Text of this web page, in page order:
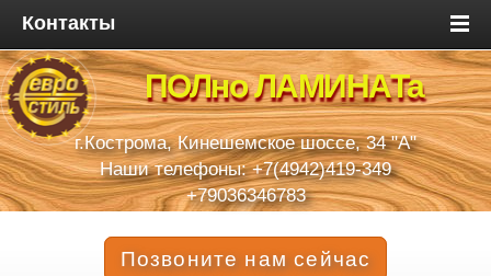
Контакты
ПОЛно ЛАМИНАТа
г.Кострома, Кинешемское шоссе, 34 "А"
Наши телефоны: +7(4942)419-349
+79036346783
Позвоните нам сейчас